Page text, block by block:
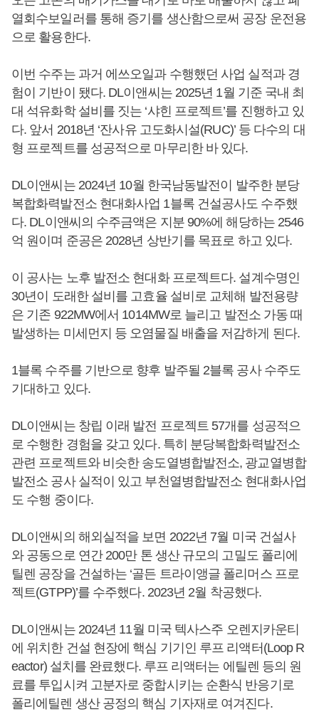
열회수보일러를 통해 증기를 생산함으로써 공장 운전용
으로 활용한다.
이번 수주는 과거 에쓰오일과 수행했던 사업 실적과 경
험이 기반이 됐다. DL이앤씨는 2025년 1월 기준 국내 최
대 석유화학 설비를 짓는 ‘샤힌 프로젝트’를 진행하고 있
다. 앞서 2018년 ‘잔사유 고도화시설(RUC)’ 등 다수의 대
형 프로젝트를 성공적으로 마무리한 바 있다.
DL이앤씨는 2024년 10월 한국남동발전이 발주한 분당
복합화력발전소 현대화사업 1블록 건설공사도 수주했
다. DL이앤씨의 수주금액은 지분 90%에 해당하는 2546
억 원이며 준공은 2028년 상반기를 목표로 하고 있다.
이 공사는 노후 발전소 현대화 프로젝트다. 설계수명인
30년이 도래한 설비를 고효율 설비로 교체해 발전용량
은 기존 922MW에서 1014MW로 늘리고 발전소 가동 때
발생하는 미세먼지 등 오염물질 배출을 저감하게 된다.
1블록 수주를 기반으로 향후 발주될 2블록 공사 수주도
기대하고 있다.
DL이앤씨는 창립 이래 발전 프로젝트 57개를 성공적으
로 수행한 경험을 갖고 있다. 특히 분당복합화력발전소
관련 프로젝트와 비슷한 송도열병합발전소, 광교열병합
발전소 공사 실적이 있고 부천열병합발전소 현대화사업
도 수행 중이다.
DL이앤씨의 해외실적을 보면 2022년 7월 미국 건설사
와 공동으로 연간 200만 톤 생산 규모의 고밀도 폴리에
틸렌 공장을 건설하는 ‘골든 트라이앵글 폴리머스 프로
젝트(GTPP)’를 수주했다. 2023년 2월 착공했다.
DL이앤씨는 2024년 11월 미국 텍사스주 오렌지카운티
에 위치한 건설 현장에 핵심 기기인 루프 리액터(Loop R
eactor) 설치를 완료했다. 루프 리액터는 에틸렌 등의 원
료를 투입시켜 고분자로 중합시키는 순환식 반응기로
폴리에틸렌 생산 공정의 핵심 기자재로 여겨진다.